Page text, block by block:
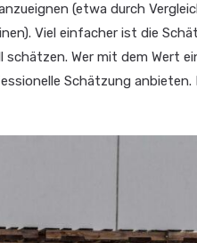
(etwa durch
Viel einfacher ist die
Wer mit dem Wert
Schätzung